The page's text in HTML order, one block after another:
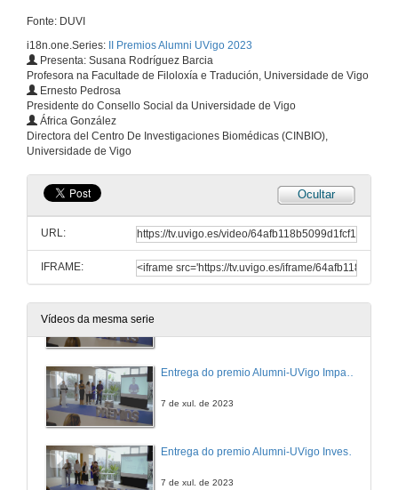
Fonte: DUVI
i18n.one.Series:
II Premios Alumni UVigo 2023
Presenta: Susana Rodríguez Barcia
Profesora na Facultade de Filoloxía e Tradución, Universidade de Vigo
Ernesto Pedrosa
Presidente do Consello Social da Universidade de Vigo
África González
Directora del Centro De Investigaciones Biomédicas (CINBIO),
Universidade de Vigo
Ocultar
URL:
IFRAME:
Vídeos da mesma serie
7 de xul. de 2023
7 de xul. de 2023
Entrega do premio Alumni-UVigo Investigación
7 de xul. de 2023